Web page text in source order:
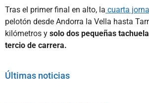
Tras el primer final en alto, la cuarta
pelotón desde Andorra la Vella hasta
kilómetros y solo dos pequeñas
tercio de carrera.
Últimas noticias